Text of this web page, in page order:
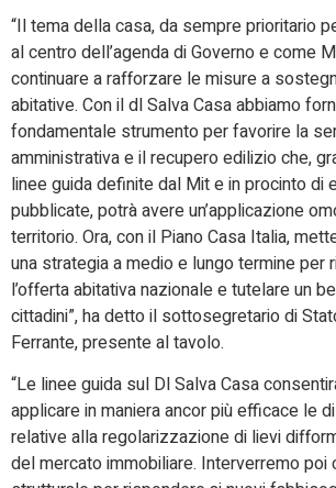
“Il tema della casa, da sempre prioritario
al centro dell’agenda di Governo e come
continuare a rafforzare le misure a
abitative. Con il dl Salva Casa abbiamo
fondamentale strumento per favorire la
amministrativa e il recupero edilizio che,
linee guida definite dal Mit e in procinto di
pubblicate, potrà avere un’applicazione
territorio. Ora, con il Piano Casa Italia,
una strategia a medio e lungo termine per
l’offerta abitativa nazionale e tutelare un
cittadini”, ha detto il sottosegretario di
Ferrante, presente al tavolo.
“Le linee guida sul Dl Salva Casa
applicare in maniera ancor più efficace le
relative alla regolarizzazione di lievi
del mercato immobiliare. Interverremo poi